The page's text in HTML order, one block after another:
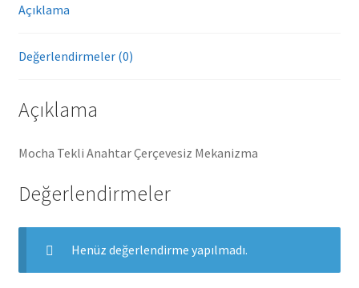
Açıklama
Değerlendirmeler (0)
Açıklama
Mocha Tekli Anahtar Çerçevesiz Mekanizma
Değerlendirmeler
Henüz değerlendirme yapılmadı.